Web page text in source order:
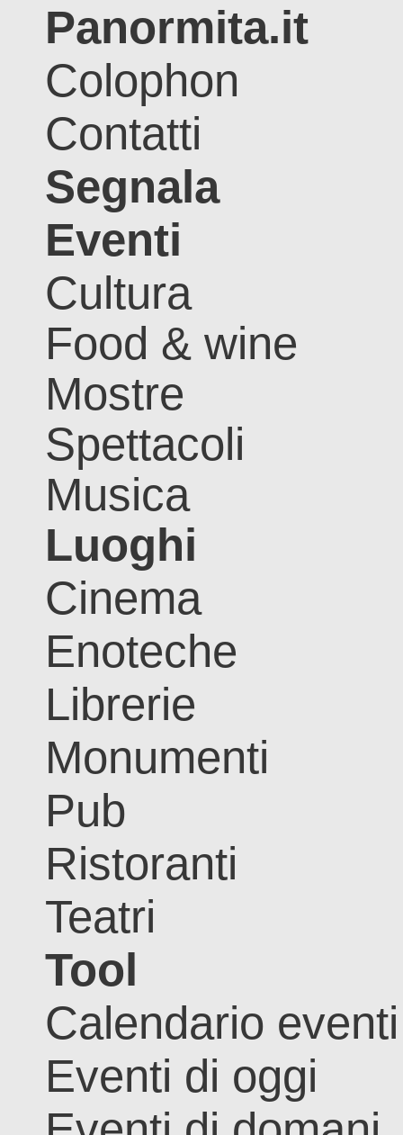
Panormita.it
Colophon
Contatti
Segnala
Eventi
Cultura
Food & wine
Mostre
Spettacoli
Musica
Luoghi
Cinema
Enoteche
Librerie
Monumenti
Pub
Ristoranti
Teatri
Tool
Calendario eventi
Eventi di oggi